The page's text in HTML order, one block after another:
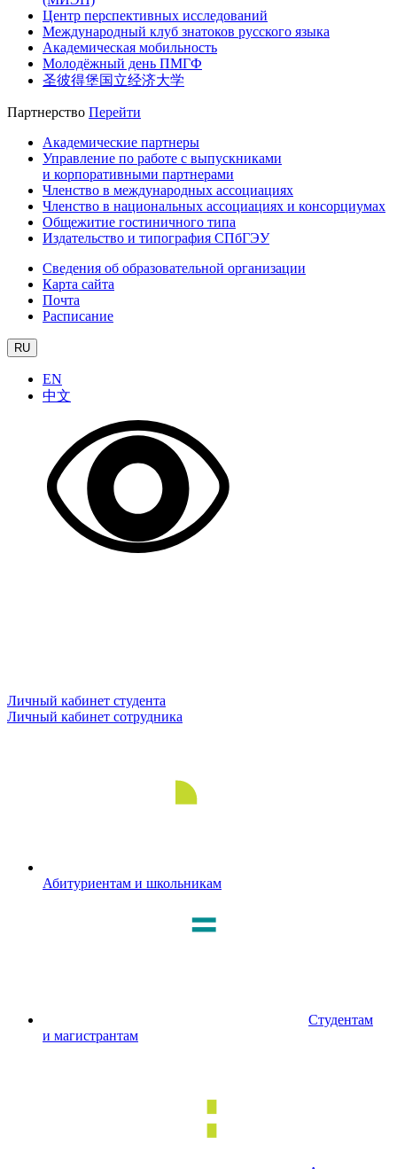
Центр перспективных исследований
Международный клуб знатоков русского языка
Академическая мобильность
Молодёжный день ПМГФ
圣彼得堡国立经济大学
Партнерство Перейти
Академические партнеры
Управление по работе с выпускниками
и корпоративными партнерами
Членство в международных ассоциациях
Членство в национальных ассоциациях и консорциумах
Общежитие гостиничного типа
Издательство и типография СПбГЭУ
Сведения об образовательной организации
Карта сайта
Почта
Расписание
RU
EN
中文
Личный кабинет студента
Личный кабинет сотрудника
Абитуриентам и школьникам
Студентам
и магистрантам